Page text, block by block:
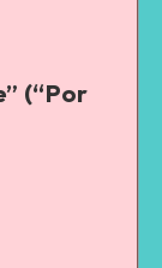
(“Por